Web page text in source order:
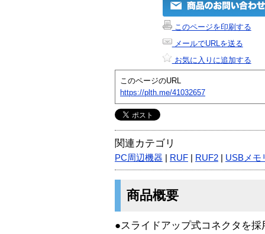
このページを印刷する
メールでURLを送る
お気に入りに追加する
このページのURL
https://plth.me/41032657
関連カテゴリ
PC周辺機器 RUF RUF2 USBメモ
商品概要
●スライドアップ式コネクタを